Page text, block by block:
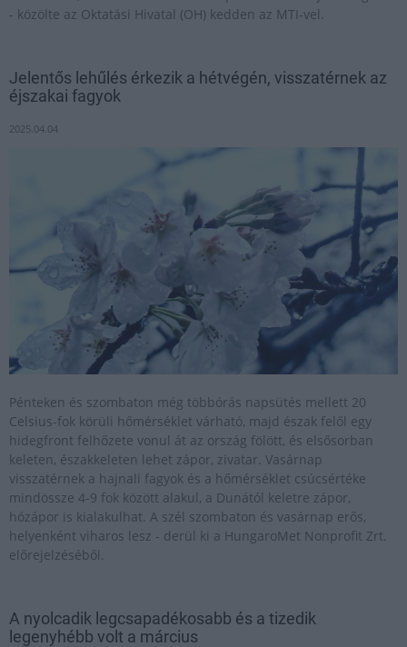
- közölte az Oktatási Hivatal (OH) kedden az MTI-vel.
Jelentős lehűlés érkezik a hétvégén, visszatérnek az
éjszakai fagyok
2025.04.04
Pénteken és szombaton még többórás napsütés mellett 20
Celsius-fok körüli hőmérséklet várható, majd észak felől egy
hidegfront felhőzete vonul át az ország fölött, és elsősorban
keleten, északkeleten lehet zápor, zivatar. Vasárnap
visszatérnek a hajnali fagyok és a hőmérséklet csúcsértéke
mindössze 4-9 fok között alakul, a Dunától keletre zápor,
hózápor is kialakulhat. A szél szombaton és vasárnap erős,
helyenként viharos lesz - derül ki a HungaroMet Nonprofit Zrt.
előrejelzéséből.
A nyolcadik legcsapadékosabb és a tizedik
legenyhébb volt a március